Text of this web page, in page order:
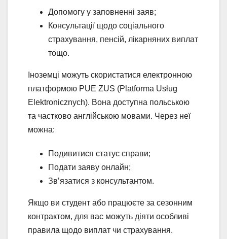
Допомогу у заповненні заяв;
Консультації щодо соціального
страхування, пенсій, лікарняних виплат
тощо.
Іноземці можуть скористатися електронною
платформою PUE ZUS (Platforma Usług
Elektronicznych). Вона доступна польською
та частково англійською мовами. Через неї
можна:
Подивитися статус справи;
Подати заяву онлайн;
Зв’язатися з консультантом.
Якщо ви студент або працюєте за сезонним
контрактом, для вас можуть діяти особливі
правила щодо виплат чи страхування.